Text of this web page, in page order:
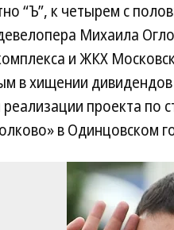
“Ъ”, к четырем с
Михаила
и ЖКХ
в хищении
проекта по
в Одинцовском